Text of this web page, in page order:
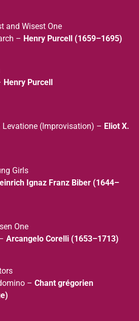
and Wisest One
– Henry Purcell (1659–1695)
Henry Purcell
(Improvisation) – Eliot X.
Girls
Ignaz Franz Biber (1644–
One
Arcangelo Corelli (1653–1713)
– Chant grégorien